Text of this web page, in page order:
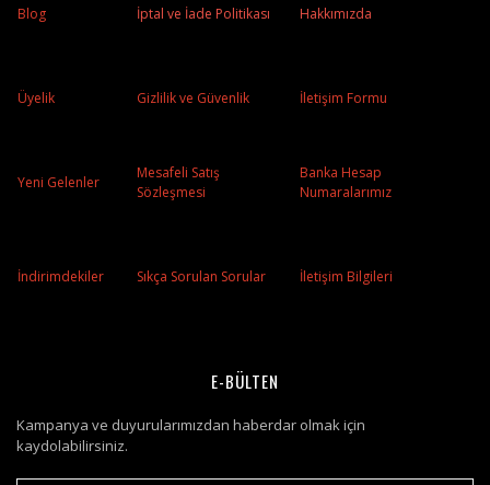
Blog İptal ve İade Politikası Hakkımızda
Üyelik Gizlilik ve Güvenlik İletişim Formu
Yeni Gelenler
Mesafeli Satış
Sözleşmesi
Banka Hesap
Numaralarımız
İndirimdekiler Sıkça Sorulan Sorular İletişim Bilgileri
E-BÜLTEN
Kampanya ve duyurularımızdan haberdar olmak için
kaydolabilirsiniz.